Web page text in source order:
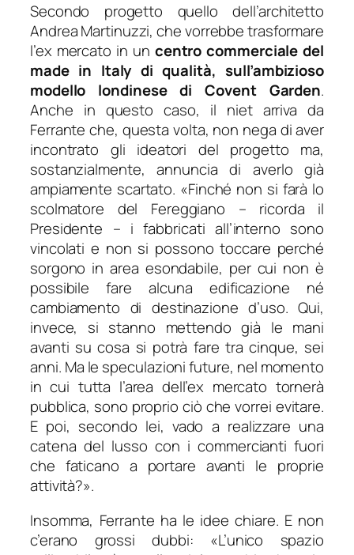
Secondo progetto quello dell’architetto
Andrea Martinuzzi, che vorrebbe trasformare
l’ex mercato in un centro commerciale del
made in Italy di qualità, sull’ambizioso
modello londinese di Covent Garden.
Anche in questo caso, il niet arriva da
Ferrante che, questa volta, non nega di aver
incontrato gli ideatori del progetto ma,
sostanzialmente, annuncia di averlo già
ampiamente scartato. «Finché non si farà lo
scolmatore del Fereggiano – ricorda il
Presidente – i fabbricati all’interno sono
vincolati e non si possono toccare perché
sorgono in area esondabile, per cui non è
possibile fare alcuna edificazione né
cambiamento di destinazione d’uso. Qui,
invece, si stanno mettendo già le mani
avanti su cosa si potrà fare tra cinque, sei
anni. Ma le speculazioni future, nel momento
in cui tutta l’area dell’ex mercato tornerà
pubblica, sono proprio ciò che vorrei evitare.
E poi, secondo lei, vado a realizzare una
catena del lusso con i commercianti fuori
che faticano a portare avanti le proprie
attività?».
Insomma, Ferrante ha le idee chiare. E non
c’erano grossi dubbi: «L’unico spazio